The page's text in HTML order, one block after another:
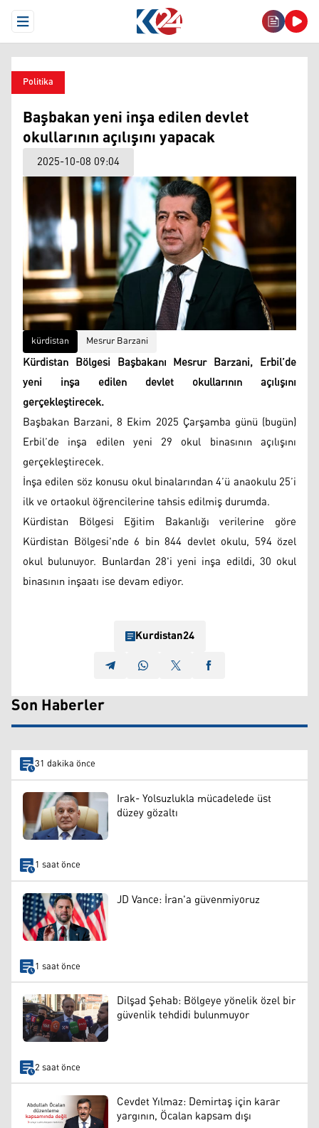
Open Menu
Politika
Başbakan yeni inşa edilen devlet
okullarının açılışını yapacak
2025-10-08 09:04
kürdistan Mesrur ​​Barzani
Kürdistan Bölgesi Başbakanı Mesrur Barzani, Erbil’de
yeni inşa edilen devlet okullarının açılışını
gerçekleştirecek.
Başbakan Barzani, 8 Ekim 2025 Çarşamba günü (bugün)
Erbil’de inşa edilen yeni 29 okul binasının açılışını
gerçekleştirecek.
İnşa edilen söz konusu okul binalarından 4’ü anaokulu 25’i
ilk ve ortaokul öğrencilerine tahsis edilmiş durumda.
Kürdistan Bölgesi Eğitim Bakanlığı verilerine göre
Kürdistan Bölgesi'nde 6 bin 844 devlet okulu, 594 özel
okul bulunuyor. Bunlardan 28'i yeni inşa edildi, 30 okul
binasının inşaatı ise devam ediyor.
Kurdistan24
Son Haberler
31 dakika önce
Irak- Yolsuzlukla mücadelede üst
düzey gözaltı
1 saat önce
JD Vance: İran'a güvenmiyoruz
1 saat önce
Dilşad Şehab: Bölgeye yönelik özel bir
güvenlik tehdidi bulunmuyor
2 saat önce
Cevdet Yılmaz: Demirtaş için karar
yargının, Öcalan kapsam dışı